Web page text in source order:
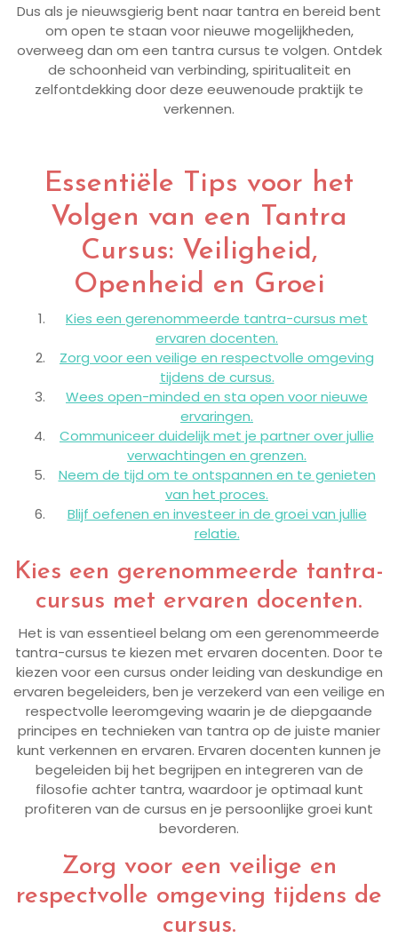
Dus als je nieuwsgierig bent naar tantra en bereid bent
om open te staan voor nieuwe mogelijkheden,
overweeg dan om een tantra cursus te volgen. Ontdek
de schoonheid van verbinding, spiritualiteit en
zelfontdekking door deze eeuwenoude praktijk te
verkennen.
Essentiële Tips voor het
Volgen van een Tantra
Cursus: Veiligheid,
Openheid en Groei
Kies een gerenommeerde tantra-cursus met
ervaren docenten.
Zorg voor een veilige en respectvolle omgeving
tijdens de cursus.
Wees open-minded en sta open voor nieuwe
ervaringen.
Communiceer duidelijk met je partner over jullie
verwachtingen en grenzen.
Neem de tijd om te ontspannen en te genieten
van het proces.
Blijf oefenen en investeer in de groei van jullie
relatie.
Kies een gerenommeerde tantra-
cursus met ervaren docenten.
Het is van essentieel belang om een gerenommeerde
tantra-cursus te kiezen met ervaren docenten. Door te
kiezen voor een cursus onder leiding van deskundige en
ervaren begeleiders, ben je verzekerd van een veilige en
respectvolle leeromgeving waarin je de diepgaande
principes en technieken van tantra op de juiste manier
kunt verkennen en ervaren. Ervaren docenten kunnen je
begeleiden bij het begrijpen en integreren van de
filosofie achter tantra, waardoor je optimaal kunt
profiteren van de cursus en je persoonlijke groei kunt
bevorderen.
Zorg voor een veilige en
respectvolle omgeving tijdens de
cursus.